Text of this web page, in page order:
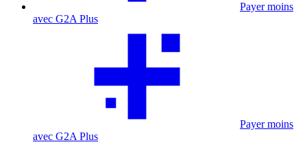
Payer moins
avec G2A Plus
Payer moins
avec G2A Plus